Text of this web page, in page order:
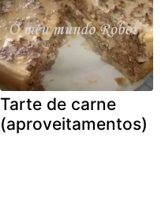
Tarte de carne
(aproveitamentos)